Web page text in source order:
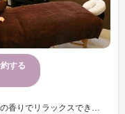
する
アロマオイルが50種類以上と豊富で、お好みの香りでリラックスできる【リラクゼーションサロン釆香-saika-】暖かみのある落ち着いた雰囲気のサロンです◎ 【saika】では、お客様だけのオイルをブレンドし、1人1人にあったボディケアを★優しいタッチの施術は不思議なほど心も身体も”ゆるふわ”！深部までほぐれる施術はやみつきになること間違いなし！！通いやすい価格設定なのも嬉しい♪ ストレス社会の今、どれだけ人間らしい生活や自分らしい生活を送り、人生に幸福を見出しているかが大切となります。アロマテラピーは精神的安定、睡眠の質の向上、リフレッシュなど生活における様々な場面に活用できるリラクゼーション法です! 凝り固まってつらい肩・首は、マッサージすることによってリンパの流れが良くなり、お顔周りもリフトUP☆ハンドテクニック＆気持ち良さに寝てしまうほど！ ぜひ、【リラクゼーションサロン釆香-saika-】で癒しのひと時をご堪能下さい♪